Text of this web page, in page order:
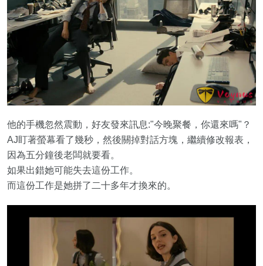
他的手機忽然震動，好友發來訊息:"今晚聚餐，你還來嗎"？
AJ盯著螢幕看了幾秒，然後關掉對話方塊，繼續修改報表，
因為五分鐘後老闆就要看。
如果出錯她可能失去這份工作。
而這份工作是她拼了二十多年才換來的。